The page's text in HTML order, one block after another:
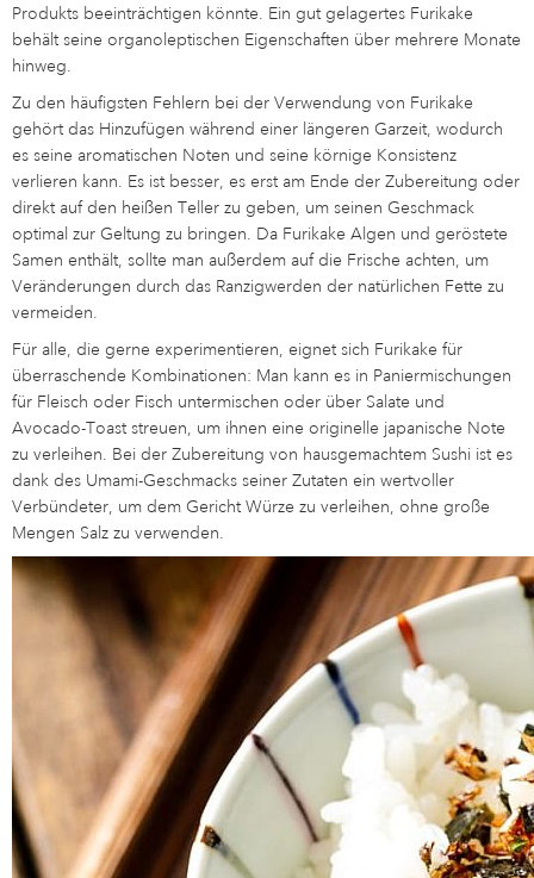
Produkts beeinträchtigen könnte. Ein gut gelagertes Furikake
behält seine organoleptischen Eigenschaften über mehrere Monate
hinweg.
Zu den häufigsten Fehlern bei der Verwendung von Furikake
gehört das Hinzufügen während einer längeren Garzeit, wodurch
es seine aromatischen Noten und seine körnige Konsistenz
verlieren kann. Es ist besser, es erst am Ende der Zubereitung oder
direkt auf den heißen Teller zu geben, um seinen Geschmack
optimal zur Geltung zu bringen. Da Furikake Algen und geröstete
Samen enthält, sollte man außerdem auf die Frische achten, um
Veränderungen durch das Ranzigwerden der natürlichen Fette zu
vermeiden.
Für alle, die gerne experimentieren, eignet sich Furikake für
überraschende Kombinationen: Man kann es in Paniermischungen
für Fleisch oder Fisch untermischen oder über Salate und
Avocado-Toast streuen, um ihnen eine originelle japanische Note
zu verleihen. Bei der Zubereitung von hausgemachtem Sushi ist es
dank des Umami-Geschmacks seiner Zutaten ein wertvoller
Verbündeter, um dem Gericht Würze zu verleihen, ohne große
Mengen Salz zu verwenden.